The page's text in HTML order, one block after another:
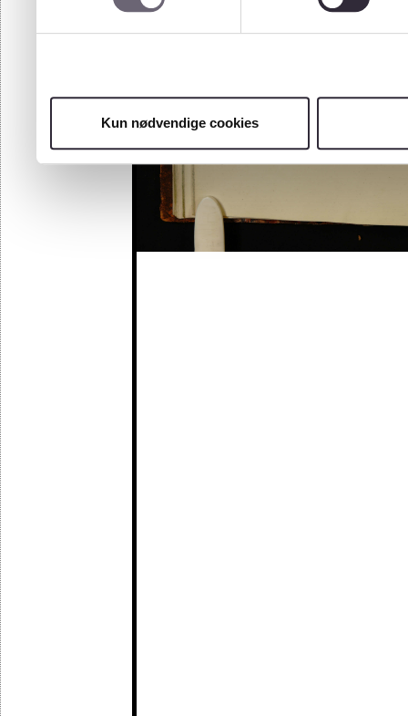
Kun nødvendige cookies